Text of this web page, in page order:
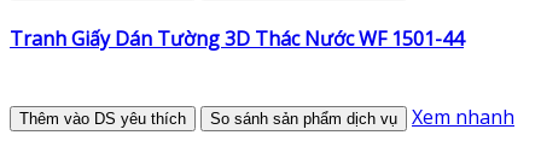
Tranh Giấy Dán Tường 3D Thác Nước WF 1501-44
Thêm vào DS yêu thích So sánh sản phẩm dịch vụ Xem nhanh